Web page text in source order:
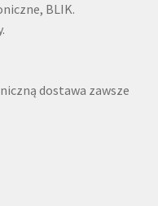
BLIK.
dostawa zawsze